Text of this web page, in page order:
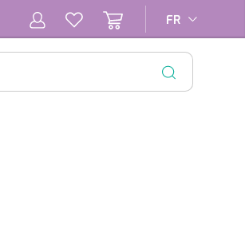
FR